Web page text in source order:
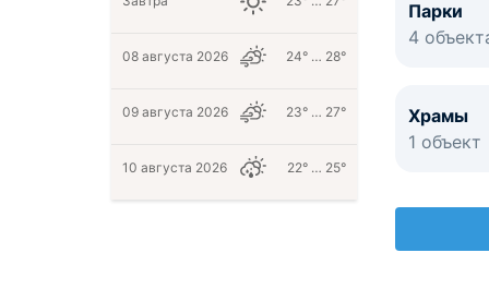
Парки
4
Храмы
1 объект
08 августа 2026 24° … 28°
09 августа 2026 23° … 27°
10 августа 2026 22° … 25°